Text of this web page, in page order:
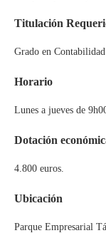
Titulación
Grado en
Horario
Lunes a jueves de
Dotación
4.800 euros.
Ubicación
Parque Empresarial